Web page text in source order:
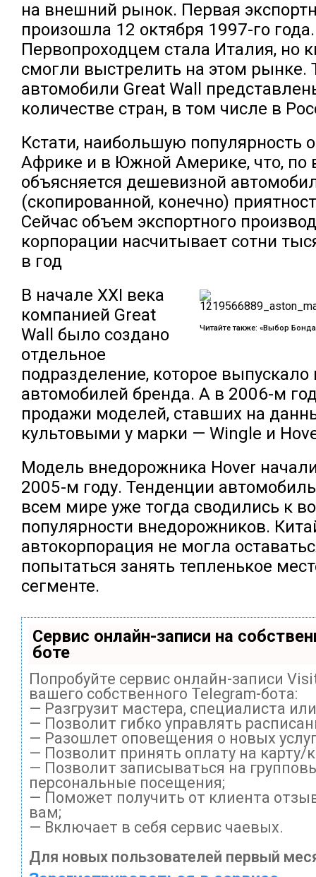
на внешний рынок. Первая
произошла 12 октября 1997-го года.
Первопроходцем стала Италия, но
смогли выстрелить на этом рынке.
автомобили Great Wall
количестве стран, в том числе в
Кстати, наибольшую популярность
Африке и в Южной Америке, что, по
объясняется дешевизной
(скопированной, конечно)
Сейчас объем экспортного
корпорации насчитывает сотни
в год
Читайте также: «Выбор
В начале XXI века
компанией Great
Wall было создано
отдельное
подразделение, которое
автомобилей бренда. А в 2006-м
продажи моделей, ставших на
культовыми у марки — Wingle и
Модель внедорожника Hover
2005-м году. Тенденции
всем мире уже тогда сводились к
популярности внедорожников.
автокорпорация не могла
попытаться занять тепленькое
сегменте.
Сервис онлайн-записи на
боте
Попробуйте сервис онлайн-записи
вашего собственного Telegram-бота:
— Разгрузит мастера, специалиста
— Позволит гибко управлять
— Разошлет оповещения о новых
— Позволит принять оплату на карту/
— Позволит записываться на
персональные посещения;
— Поможет получить от клиента
вам;
— Включает в себя сервис чаевых.
Для новых пользователей первый